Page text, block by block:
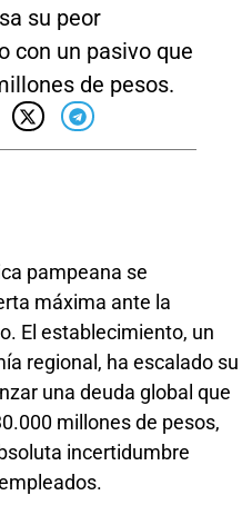
su peor
con un pasivo que
de pesos.
pampeana se
máxima ante la
El establecimiento, un
regional, ha escalado su
una deuda global que
millones de pesos,
incertidumbre